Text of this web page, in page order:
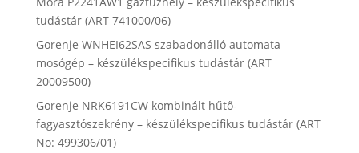
tudástár (ART 741000/06)
Gorenje WNHEI62SAS szabadonálló automata
mosógép – készülékspecifikus tudástár (ART
20009500)
Gorenje NRK6191CW kombinált hűtő-
fagyasztószekrény – készülékspecifikus tudástár (ART
No: 499306/01)